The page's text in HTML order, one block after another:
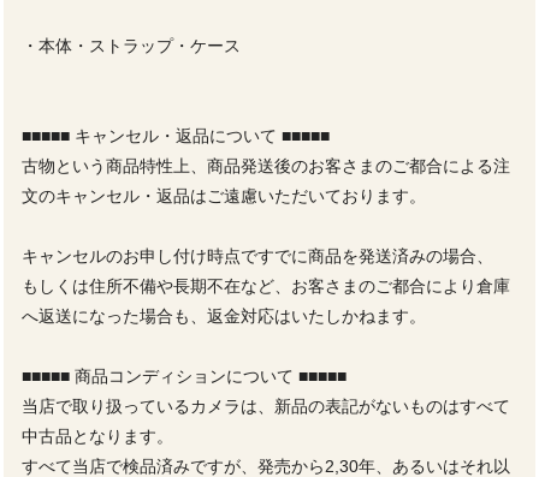
・本体・ストラップ・ケース
■■■■■ キャンセル・返品について ■■■■■
古物という商品特性上、商品発送後のお客さまのご都合による注
文のキャンセル・返品はご遠慮いただいております。
キャンセルのお申し付け時点ですでに商品を発送済みの場合、
もしくは住所不備や長期不在など、お客さまのご都合により倉庫
へ返送になった場合も、返金対応はいたしかねます。
■■■■■ 商品コンディションについて ■■■■■
当店で取り扱っているカメラは、新品の表記がないものはすべて
中古品となります。
すべて当店で検品済みですが、発売から2,30年、あるいはそれ以